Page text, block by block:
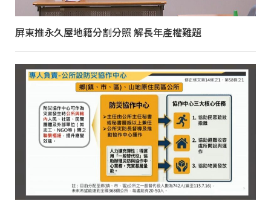
屏東推永久屋地籍分割分照 解長年產權難題